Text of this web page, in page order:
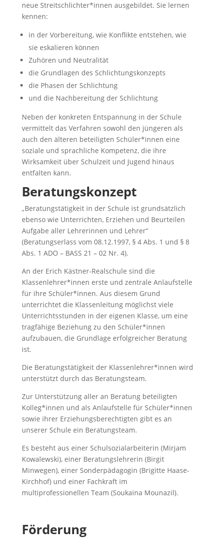
neue Streitschlichter*innen ausgebildet. Sie lernen
kennen:
in der Vorbereitung, wie Konflikte entstehen, wie
sie eskalieren können
Zuhören und Neutralität
die Grundlagen des Schlichtungskonzepts
die Phasen der Schlichtung
und die Nachbereitung der Schlichtung
Neben der konkreten Entspannung in der Schule
vermittelt das Verfahren sowohl den jüngeren als
auch den älteren beteiligten Schüler*innen eine
soziale und sprachliche Kompetenz, die ihre
Wirksamkeit über Schulzeit und Jugend hinaus
entfalten kann.
Beratungskonzept
„Beratungstätigkeit in der Schule ist grundsätzlich
ebenso wie Unterrichten, Erziehen und Beurteilen
Aufgabe aller Lehrerinnen und Lehrer“
(Beratungserlass vom 08.12.1997, § 4 Abs. 1 und § 8
Abs. 1 ADO – BASS 21 – 02 Nr. 4).
An der Erich Kästner-Realschule sind die
Klassenlehrer*innen erste und zentrale Anlaufstelle
für ihre Schüler*innen. Aus diesem Grund
unterrichtet die Klassenleitung möglichst viele
Unterrichtsstunden in der eigenen Klasse, um eine
tragfähige Beziehung zu den Schüler*innen
aufzubauen, die Grundlage erfolgreicher Beratung
ist.
Die Beratungstätigkeit der Klassenlehrer*innen wird
unterstützt durch das Beratungsteam.
Zur Unterstützung aller an Beratung beteiligten
Kolleg*innen und als Anlaufstelle für Schüler*innen
sowie ihrer Erziehungsberechtigten gibt es an
unserer Schule ein Beratungsteam.
Es besteht aus einer Schulsozialarbeiterin (Mirjam
Kowalewski), einer Beratungslehrerin (Birgit
Minwegen), einer Sonderpädagogin (Brigitte Haase-
Kirchhof) und einer Fachkraft im
multiprofessionellen Team (Soukaina Mounazil).
Förderung